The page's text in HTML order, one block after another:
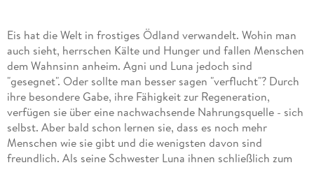
Eis hat die Welt in frostiges Ödland verwandelt. Wohin man
auch sieht, herrschen Kälte und Hunger und fallen Menschen
dem Wahnsinn anheim. Agni und Luna jedoch sind
"gesegnet". Oder sollte man besser sagen "verflucht"? Durch
ihre besondere Gabe, ihre Fähigkeit zur Regeneration,
verfügen sie über eine nachwachsende Nahrungsquelle - sich
selbst. Aber bald schon lernen sie, dass es noch mehr
Menschen wie sie gibt und die wenigsten davon sind
freundlich. Als seine Schwester Luna ihnen schließlich zum